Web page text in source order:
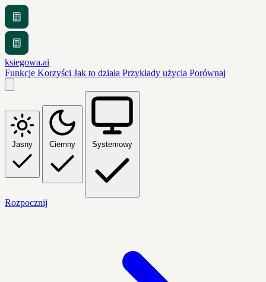
ksiegowa.ai
Funkcje Korzyści Jak to działa Przykłady użycia Porównaj
Jasny Ciemny Systemowy
Rozpocznij